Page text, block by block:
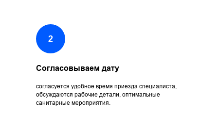
Согласовываем дату
согласуется удобное время приезда специалиста,
обсуждаются рабочие детали, оптимальные
санитарные мероприятия.